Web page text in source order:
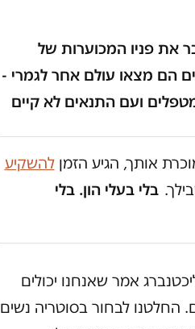
את פניו המכוערות של
הם מצאו עולם אחר לגמרי -
ועם התנאים לא קיים
אותך, הגיע הזמןלהשקיע
בלי בעלי הון. בלי
אמר שאנחנו יכולים
החלטנו לבחור בסוטריה נשים